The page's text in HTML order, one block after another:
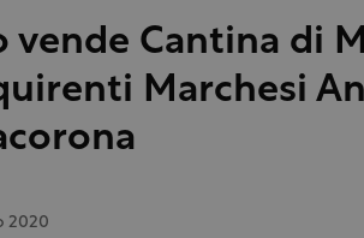
vende Cantina di
Marchesi
2020